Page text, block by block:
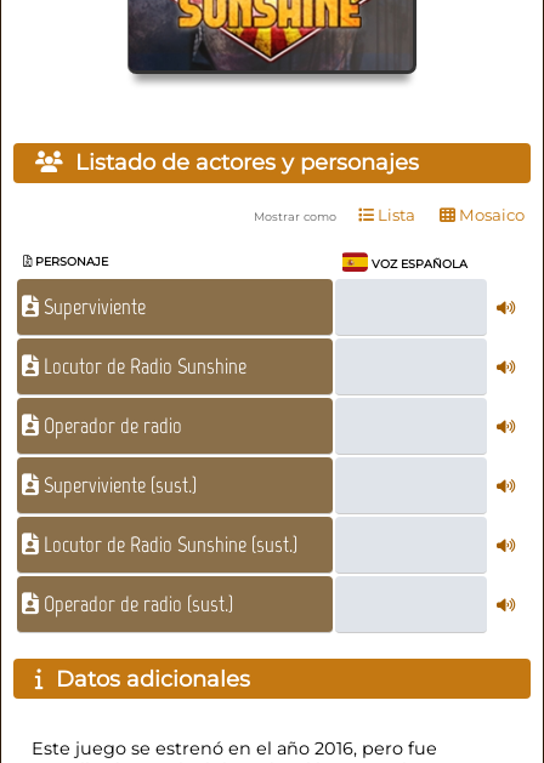
Listado de actores y personajes
Mostrar como Lista Mosaico
PERSONAJE VOZ ESPAÑOLA
Superviviente
Locutor de Radio Sunshine
Operador de radio
Superviviente (sust.)
Locutor de Radio Sunshine (sust.)
Operador de radio (sust.)
Datos adicionales
Este juego se estrenó en el año 2016, pero fue